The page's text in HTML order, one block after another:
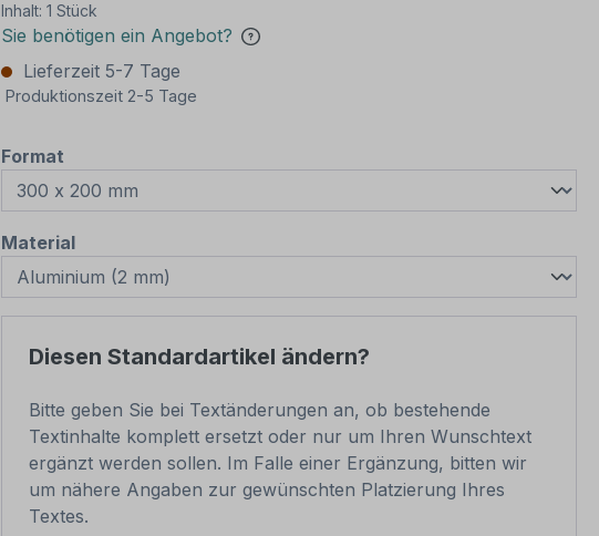
Inhalt: 1 Stück
Sie benötigen ein Angebot?
Lieferzeit 5-7 Tage
Produktionszeit 2-5 Tage
Format
Materialauswählen
Diesen Standardartikel ändern?
Bitte geben Sie bei Textänderungen an, ob bestehende
Textinhalte komplett ersetzt oder nur um Ihren Wunschtext
ergänzt werden sollen. Im Falle einer Ergänzung, bitten wir
um nähere Angaben zur gewünschten Platzierung Ihres
Textes.